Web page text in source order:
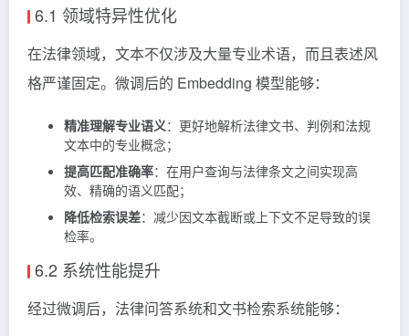
6.1 领域特异性优化
在法律领域，文本不仅涉及大量专业术语，而且表述风
格严谨固定。微调后的 Embedding 模型能够：
精准理解专业语义：更好地解析法律文书、判例和法规
文本中的专业概念；
提高匹配准确率：在用户查询与法律条文之间实现高
效、精确的语义匹配；
降低检索误差：减少因文本截断或上下文不足导致的误
检率。
6.2 系统性能提升
经过微调后，法律问答系统和文书检索系统能够：